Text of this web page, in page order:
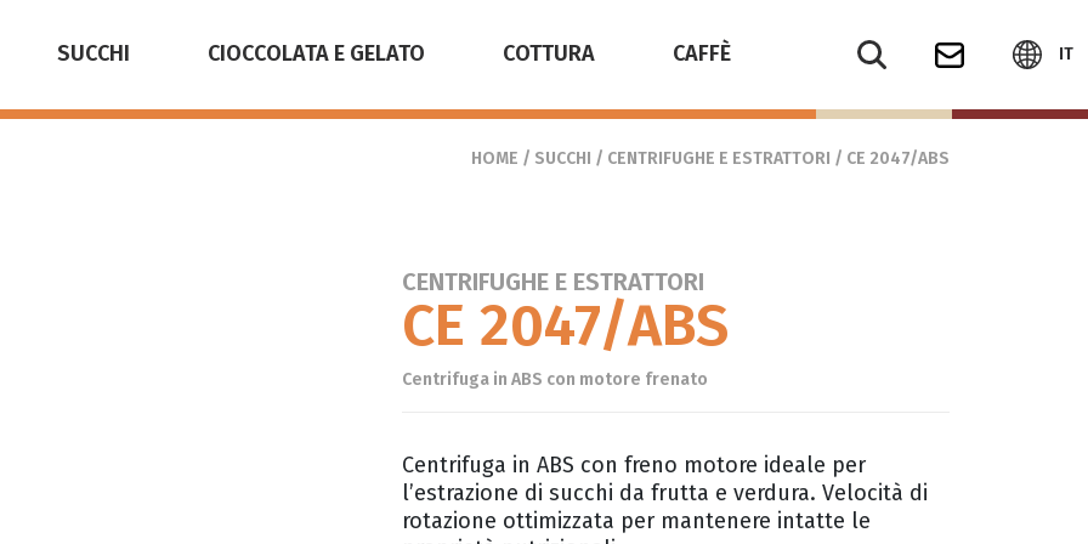
SUCCHI CIOCCOLATA E GELATO COTTURA CAFFÈ IT
HOME / SUCCHI / CENTRIFUGHE E ESTRATTORI / CE 2047/ABS
CENTRIFUGHE E ESTRATTORI
CE 2047/ABS
Centrifuga in ABS con motore frenato
Centrifuga in ABS con freno motore ideale per
l’estrazione di succhi da frutta e verdura. Velocità di
rotazione ottimizzata per mantenere intatte le